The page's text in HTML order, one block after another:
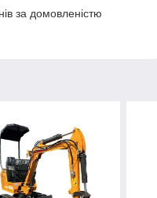
за домовленістю